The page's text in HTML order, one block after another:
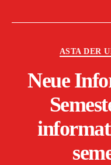
ASTA DER
Neue